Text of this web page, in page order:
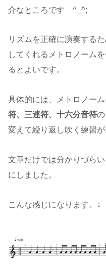
介なところです ^_^;
リズムを正確に演奏する
してくれるメトロノーム
るとよいです。
具体的には、メトロノーム
符、三連符、十六分音符
変えて繰り返し吹く練習が
文章だけでは分かりづら
にしました。
こんな感じになります。↓